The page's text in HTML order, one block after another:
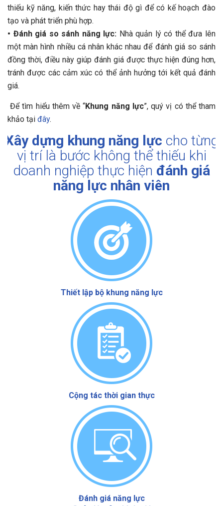
thiếu kỹ năng, kiến thức hay thái độ gì để có kế hoạch đào
tạo và phát triển phù hợp.
• Đánh giá so sánh năng lực: Nhà quản lý có thể đưa lên
một màn hình nhiều cá nhân khác nhau để đánh giá so sánh
đồng thời, điều này giúp đánh giá được thực hiện đúng hơn,
tránh được các cảm xúc có thể ảnh hưởng tới kết quả đánh
giá.
Để tìm hiểu thêm về “Khung năng lực”, quý vị có thể tham
khảo tại đây.
Xây dựng khung năng lực cho từng
vị trí là bước không thể thiếu khi
doanh nghiệp thực hiện đánh giá
năng lực nhân viên
Thiết lập bộ khung năng lực
Cộng tác thời gian thực
Đánh giá năng lực